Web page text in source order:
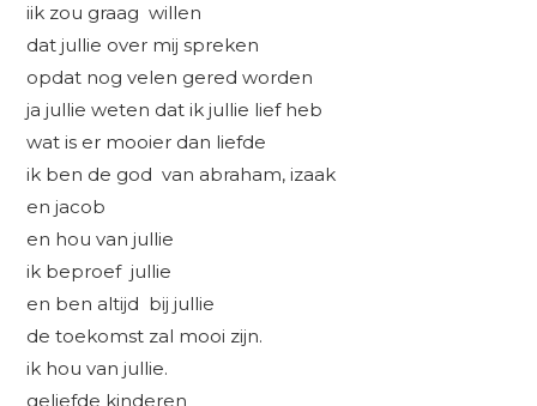
iik zou graag willen
dat jullie over mij spreken
opdat nog velen gered worden
ja jullie weten dat ik jullie lief heb
wat is er mooier dan liefde
ik ben de god van abraham, izaak
en jacob
en hou van jullie
ik beproef jullie
en ben altijd bij jullie
de toekomst zal mooi zijn.
ik hou van jullie.
geliefde kinderen